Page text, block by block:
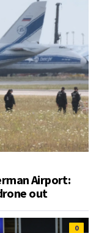
Airport:
out
0